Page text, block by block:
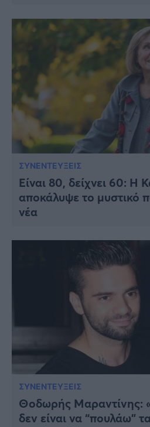
ΣΥΝΕΝΤΕΥΞΕΙΣ
Είναι 80, δείχνει 60: Η
αποκάλυψε το μυστικό
νέα
ΣΥΝΕΝΤΕΥΞΕΙΣ
Θοδωρής Μαραντίνης:
δεν είναι να “πουλάω”